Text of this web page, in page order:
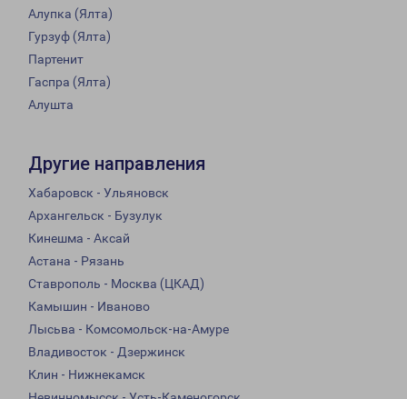
Алупка (Ялта)
Гурзуф (Ялта)
Партенит
Гаспра (Ялта)
Алушта
Другие направления
Хабаровск - Ульяновск
Архангельск - Бузулук
Кинешма - Аксай
Астана - Рязань
Ставрополь - Москва (ЦКАД)
Камышин - Иваново
Лысьва - Комсомольск-на-Амуре
Владивосток - Дзержинск
Клин - Нижнекамск